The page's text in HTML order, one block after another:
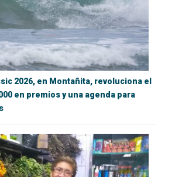
2026, en Montañita, revoluciona el
en premios y una agenda para